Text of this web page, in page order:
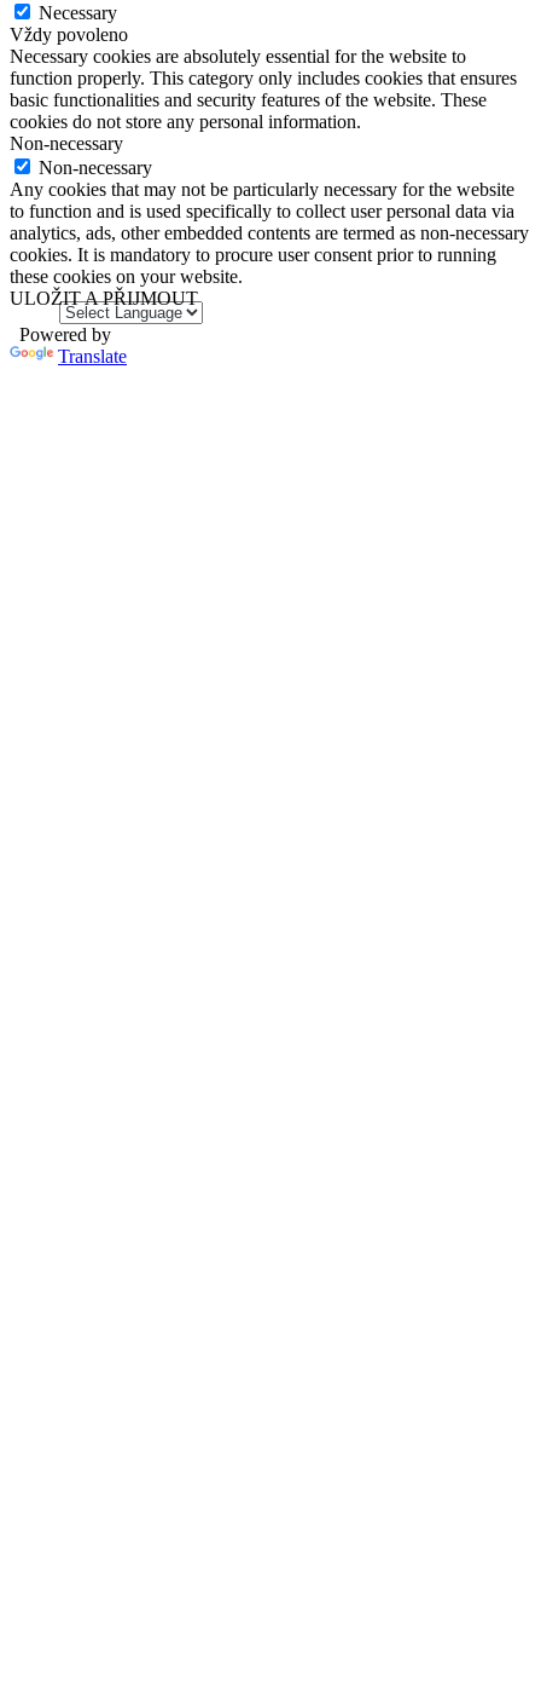
Necessary
Vždy povoleno
Necessary cookies are absolutely essential for the website to
function properly. This category only includes cookies that ensures
basic functionalities and security features of the website. These
cookies do not store any personal information.
Non-necessary
Non-necessary
Any cookies that may not be particularly necessary for the website
to function and is used specifically to collect user personal data via
analytics, ads, other embedded contents are termed as non-necessary
cookies. It is mandatory to procure user consent prior to running
these cookies on your website.
ULOŽIT A PŘIJMOUT
Powered by
Translate